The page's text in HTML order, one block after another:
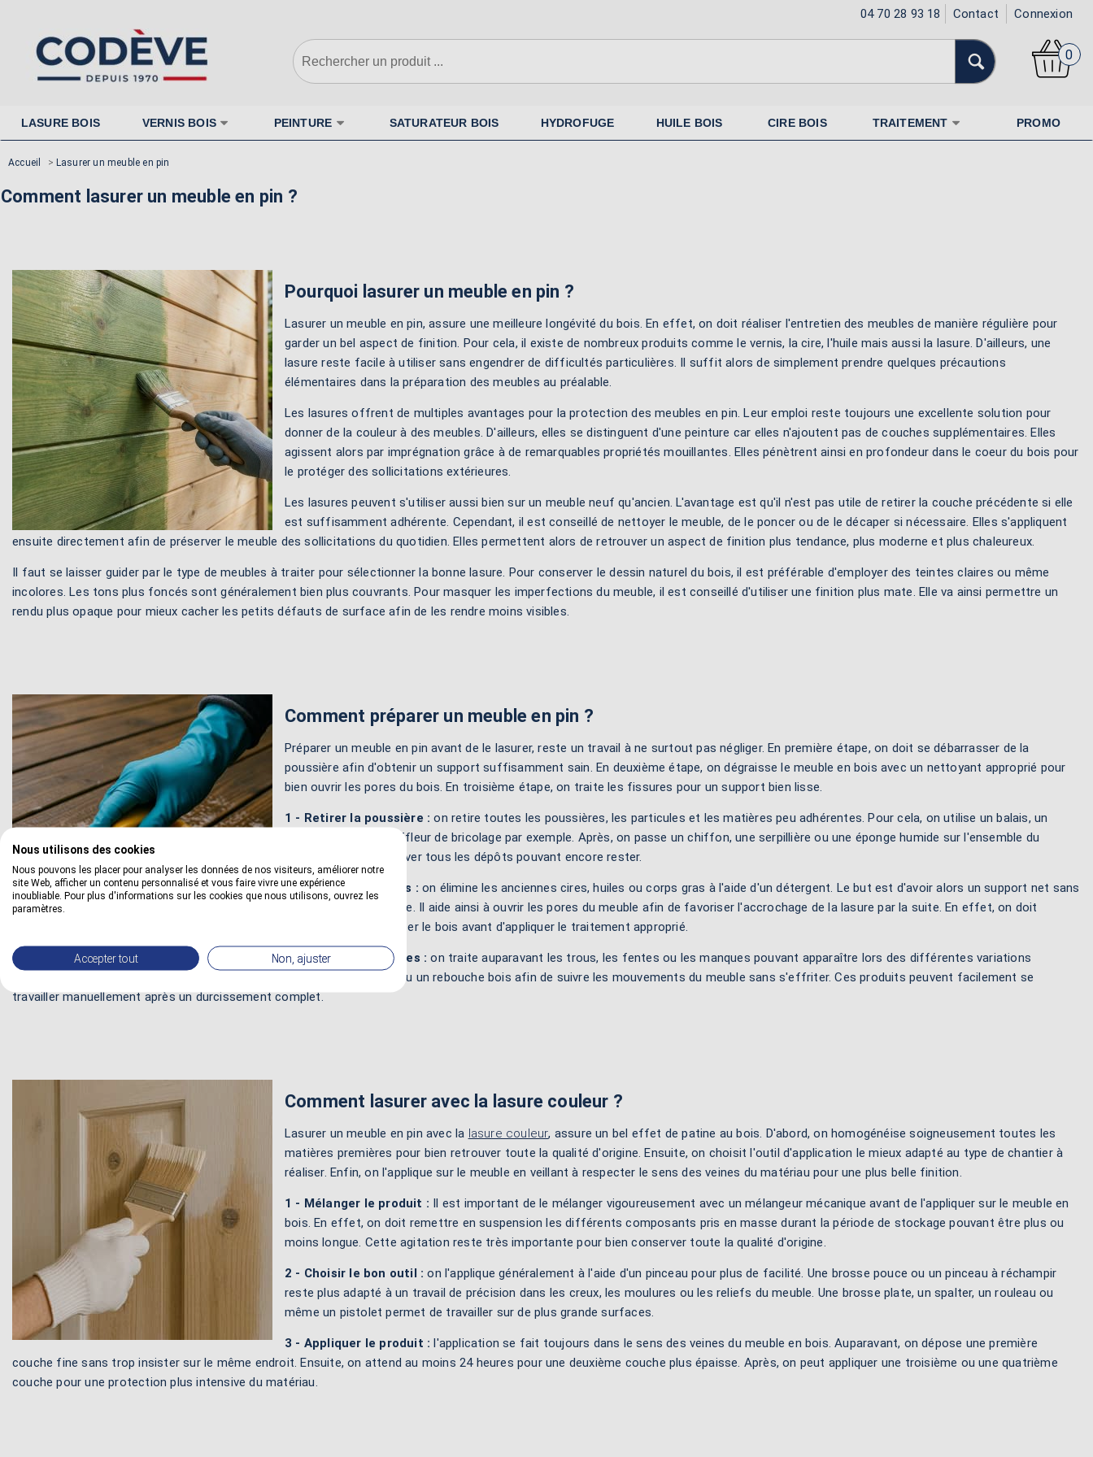
04 70 28 93 18 Contact Connexion
0
LASURE BOIS VERNIS BOIS PEINTURE SATURATEUR BOIS HYDROFUGE HUILE BOIS CIRE BOIS TRAITEMENT PROMO
Accueil > Lasurer un meuble en pin
Comment lasurer un meuble en pin ?
Pourquoi lasurer un meuble en pin ?
Lasurer un meuble en pin, assure une meilleure longévité du bois. En effet, on doit réaliser l'entretien des meubles de manière régulière pour
garder un bel aspect de finition. Pour cela, il existe de nombreux produits comme le vernis, la cire, l'huile mais aussi la lasure. D'ailleurs, une
lasure reste facile à utiliser sans engendrer de difficultés particulières. Il suffit alors de simplement prendre quelques précautions
élémentaires dans la préparation des meubles au préalable.
Les lasures offrent de multiples avantages pour la protection des meubles en pin. Leur emploi reste toujours une excellente solution pour
donner de la couleur à des meubles. D'ailleurs, elles se distinguent d'une peinture car elles n'ajoutent pas de couches supplémentaires. Elles
agissent alors par imprégnation grâce à de remarquables propriétés mouillantes. Elles pénètrent ainsi en profondeur dans le coeur du bois pour
le protéger des sollicitations extérieures.
Les lasures peuvent s'utiliser aussi bien sur un meuble neuf qu'ancien. L'avantage est qu'il n'est pas utile de retirer la couche précédente si elle
est suffisamment adhérente. Cependant, il est conseillé de nettoyer le meuble, de le poncer ou de le décaper si nécessaire. Elles s'appliquent
ensuite directement afin de préserver le meuble des sollicitations du quotidien. Elles permettent alors de retrouver un aspect de finition plus tendance, plus moderne et plus chaleureux.
Il faut se laisser guider par le type de meubles à traiter pour sélectionner la bonne lasure. Pour conserver le dessin naturel du bois, il est préférable d'employer des teintes claires ou même
incolores. Les tons plus foncés sont généralement bien plus couvrants. Pour masquer les imperfections du meuble, il est conseillé d'utiliser une finition plus mate. Elle va ainsi permettre un
rendu plus opaque pour mieux cacher les petits défauts de surface afin de les rendre moins visibles.
Comment préparer un meuble en pin ?
Préparer un meuble en pin avant de le lasurer, reste un travail à ne surtout pas négliger. En première étape, on doit se débarrasser de la
poussière afin d'obtenir un support suffisamment sain. En deuxième étape, on dégraisse le meuble en bois avec un nettoyant approprié pour
bien ouvrir les pores du bois. En troisième étape, on traite les fissures pour un support bien lisse.
1 - Retirer la poussière : on retire toutes les poussières, les particules et les matières peu adhérentes. Pour cela, on utilise un balais, un
aspirateur ou un souffleur de bricolage par exemple. Après, on passe un chiffon, une serpillière ou une éponge humide sur l'ensemble du
meuble pour bien enlever tous les dépôts pouvant encore rester.
2 - Dégraisser le bois : on élimine les anciennes cires, huiles ou corps gras à l'aide d'un détergent. Le but est d'avoir alors un support net sans
aucune trace résiduelle. Il aide ainsi à ouvrir les pores du meuble afin de favoriser l'accrochage de la lasure par la suite. En effet, on doit
toujours bien dégraisser le bois avant d'appliquer le traitement approprié.
3 - Traiter les fissures : on traite auparavant les trous, les fentes ou les manques pouvant apparaître lors des différentes variations
dimensionnelles du meuble. On peut utiliser alors un mastic, une pâte ou un rebouche bois afin de suivre les mouvements du meuble sans s'effriter. Ces produits peuvent facilement se
travailler manuellement après un durcissement complet.
Comment lasurer avec la lasure couleur ?
Lasurer un meuble en pin avec la lasure couleur, assure un bel effet de patine au bois. D'abord, on homogénéise soigneusement toutes les
matières premières pour bien retrouver toute la qualité d'origine. Ensuite, on choisit l'outil d'application le mieux adapté au type de chantier à
réaliser. Enfin, on l'applique sur le meuble en veillant à respecter le sens des veines du matériau pour une plus belle finition.
1 - Mélanger le produit : Il est important de le mélanger vigoureusement avec un mélangeur mécanique avant de l'appliquer sur le meuble en
bois. En effet, on doit remettre en suspension les différents composants pris en masse durant la période de stockage pouvant être plus ou
moins longue. Cette agitation reste très importante pour bien conserver toute la qualité d'origine.
2 - Choisir le bon outil : on l'applique généralement à l'aide d'un pinceau pour plus de facilité. Une brosse pouce ou un pinceau à réchampir
reste plus adapté à un travail de précision dans les creux, les moulures ou les reliefs du meuble. Une brosse plate, un spalter, un rouleau ou
même un pistolet permet de travailler sur de plus grande surfaces.
3 - Appliquer le produit : l'application se fait toujours dans le sens des veines du meuble en bois. Auparavant, on dépose une première
couche fine sans trop insister sur le même endroit. Ensuite, on attend au moins 24 heures pour une deuxième couche plus épaisse. Après, on peut appliquer une troisième ou une quatrième
couche pour une protection plus intensive du matériau.
Nous utilisons des cookies
Nous pouvons les placer pour analyser les données de nos visiteurs, améliorer notre
site Web, afficher un contenu personnalisé et vous faire vivre une expérience
inoubliable. Pour plus d'informations sur les cookies que nous utilisons, ouvrez les
paramètres.
Accepter tout Non, ajuster